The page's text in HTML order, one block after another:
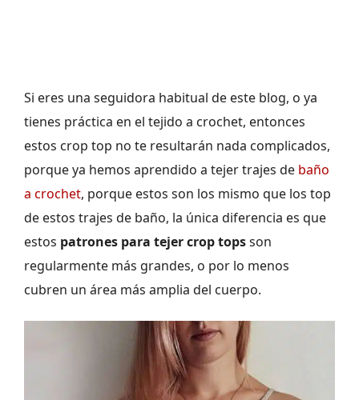
Si eres una seguidora habitual de este blog, o ya
tienes práctica en el tejido a crochet, entonces
estos crop top no te resultarán nada complicados,
porque ya hemos aprendido a tejer trajes de baño
a crochet, porque estos son los mismo que los top
de estos trajes de baño, la única diferencia es que
estos patrones para tejer crop topsson
regularmente más grandes, o por lo menos
cubren un área más amplia del cuerpo.